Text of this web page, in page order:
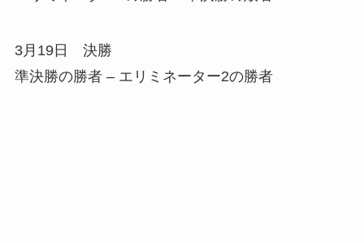
3月19日 決勝
準決勝の勝者 – エリミネーター2の勝者